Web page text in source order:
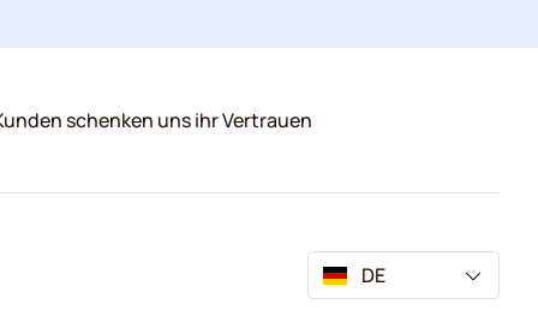
schenken uns ihr Vertrauen
DE